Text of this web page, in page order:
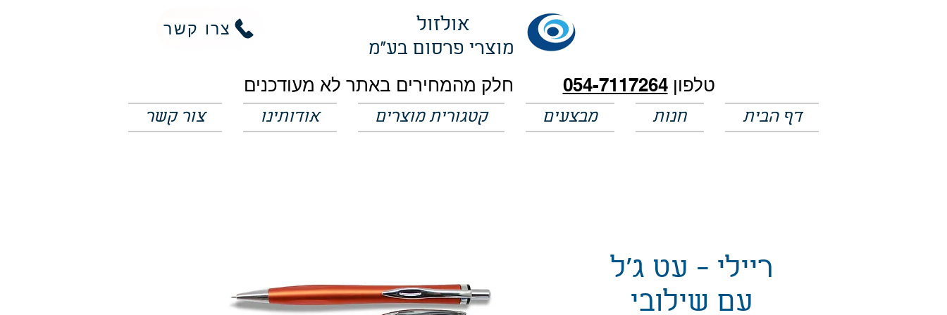
צרו קשר
אולזול
מוצרי פרסום בע"מ
טלפון054-7117264
דף הבית חנות מבצעים קטגורית מוצרים אודותינו צור קשר
ריילי - עט ג'ל
עם שילובי